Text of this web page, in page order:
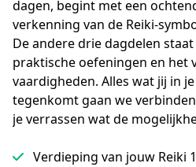
dagen, begint met een
verkenning van de Reiki-
De andere drie dagdelen
praktische oefeningen en het
vaardigheden. Alles wat jij in
tegenkomt gaan we
je verrassen wat de
Verdieping van jouw Reiki